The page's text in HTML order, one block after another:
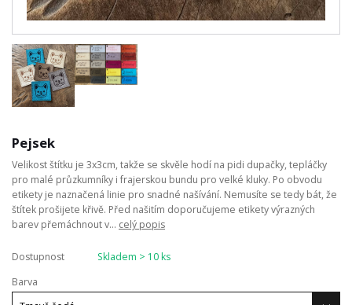
Pejsek
Velikost štítku je 3x3cm, takže se skvěle hodí na pidi dupačky, tepláčky
pro malé průzkumníky i frajerskou bundu pro velké kluky. Po obvodu
etikety je naznačená linie pro snadné našívání. Nemusíte se tedy bát, že
štítek prošijete křivě. Před našitím doporučujeme etikety výrazných
barev přemáchnout v... celý popis
Dostupnost
Skladem > 10 ks
Barva